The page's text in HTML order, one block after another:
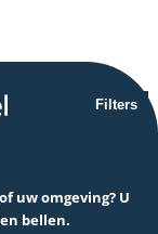
Filters
uw omgeving? U
bellen.